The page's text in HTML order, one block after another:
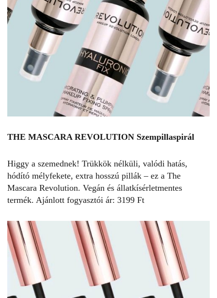
THE MASCARA REVOLUTION Szempillaspirál
Higgy a szemednek! Trükkök nélküli, valódi hatás,
hódító mélyfekete, extra hosszú pillák – ez a The
Mascara Revolution. Vegán és állatkísérletmentes
termék. Ajánlott fogyasztói ár: 3199 Ft